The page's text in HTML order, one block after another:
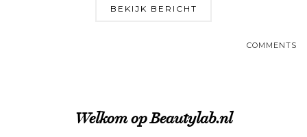
BEKIJK BERICHT
COMMENTS
Welkom op Beautylab.nl